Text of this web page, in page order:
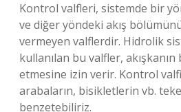
Kontrol valfleri, sistemde bir
ve diğer yöndeki akış
vermeyen valflerdir. Hidrolik
kullanılan bu valfler,
etmesine izin verir. Kontrol
arabaların, bisikletlerin vb.
benzetebiliriz.